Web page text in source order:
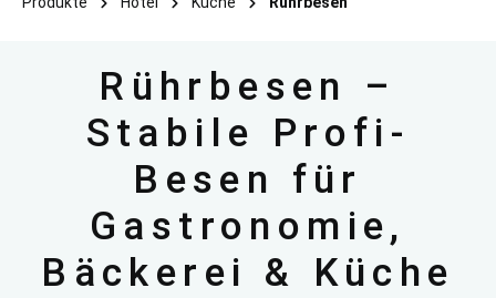
Rührbesen –
Stabile Profi-
Besen für
Gastronomie,
Bäckerei & Küche